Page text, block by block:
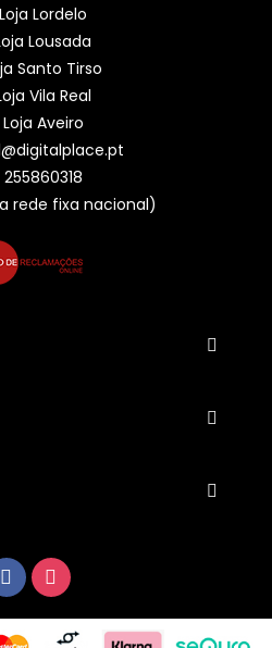
Loja Lordelo
Lousada
Santo Tirso
Vila Real
Loja Aveiro
255860318
rede fixa nacional)